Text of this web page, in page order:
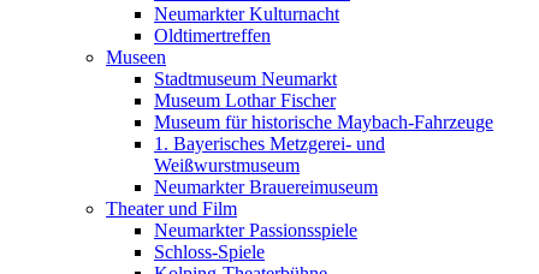
Neumarkter Kulturnacht
Oldtimertreffen
Museen
Stadtmuseum Neumarkt
Museum Lothar Fischer
Museum für historische Maybach-Fahrzeuge
1. Bayerisches Metzgerei- und
Weißwurstmuseum
Neumarkter Brauereimuseum
Theater und Film
Neumarkter Passionsspiele
Schloss-Spiele